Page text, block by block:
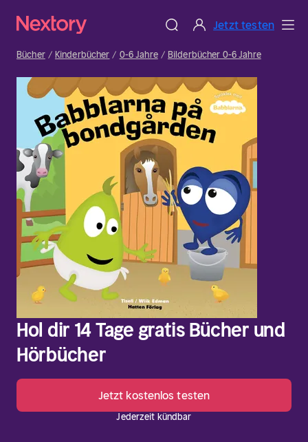
Jetzt testen
Bücher Kinderbücher 0-6 Jahre Bilderbücher 0-6 Jahre
Hol dir 14 Tage gratis Bücher und
Hörbücher
Jetzt kostenlos testen
Jederzeit kündbar